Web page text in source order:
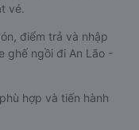
vé.
điểm trả và nhập
ghế ngồi đi An Lão -
hợp và tiến hành